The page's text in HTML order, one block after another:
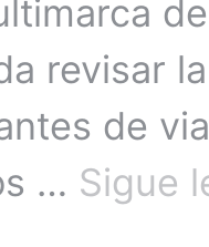
revisar
de
… Sigue